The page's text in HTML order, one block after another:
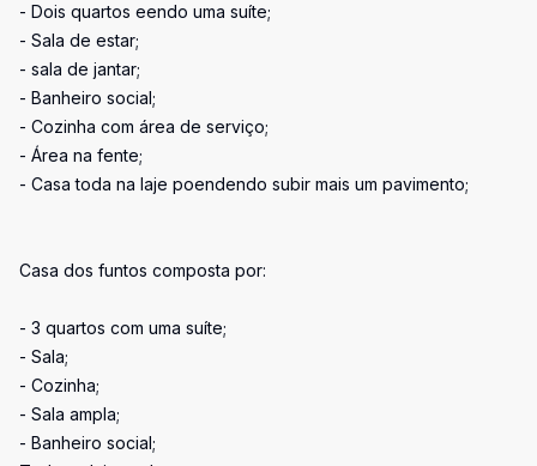
- Dois quartos eendo uma suíte;
- Sala de estar;
- sala de jantar;
- Banheiro social;
- Cozinha com área de serviço;
- Área na fente;
- Casa toda na laje poendendo subir mais um pavimento;
Casa dos funtos composta por:
- 3 quartos com uma suíte;
- Sala;
- Cozinha;
- Sala ampla;
- Banheiro social;